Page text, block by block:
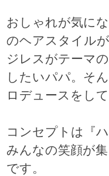
おしゃれが気に
のヘアスタイル
ジレスがテーマ
したいパパ。そ
ロデュースをして
コンセプトは『
みんなの笑顔が
です。